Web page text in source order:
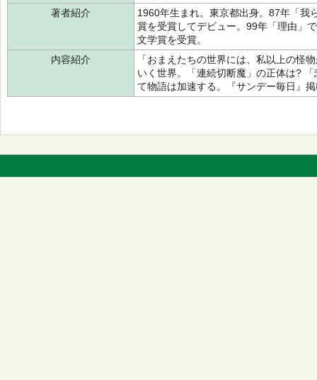
著者紹介
1960年生まれ。東京都出身。87年「我
賞を受賞してデビュー。99年「理由」
文学賞を受賞。
内容紹介
「おまえたちの世界には、私以上の怪
いく世界。「連続切断魔」の正体は?
て物語は加速する。『サンデー毎日』